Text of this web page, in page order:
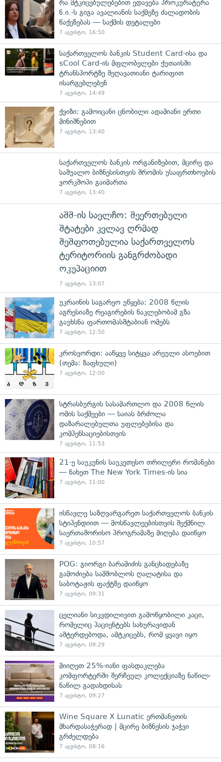
რა მტკიცებულებებით ედავება პროკურატურა
ნ.ი.-ს გიგა ავალიანის საქმეზე ძალადობის
წაქეზებას — საქმის დეტალები
7 აგვისტო, 16:50
საქართველოს ბანკის Student Card-ისა და
sCool Card-ის მფლობელები ქუთაისში
ტრანსპორტზე შეღავათიანი ტარიფით
ისარგებლებენ
7 აგვისტო, 14:49
ქვიზი: გამოიცანი ცნობილი ადამიანი ერთი
მინიშნებით
7 აგვისტო, 13:40
საქართველოს ბანკის ორგანიზებით, მცირე და
საშუალო ბიზნესისთვის შრომის უსაფრთხოების
ვორკშოპი გაიმართა
7 აგვისტო, 13:40
აშშ-ის საელჩო: შეერთებული
შტატები კვლავ ღრმად
შეშფოთებულია საქართველოს
ტერიტორიის განგრძობადი
ოკუპაციით
7 აგვისტო, 13:07
უკრაინის საგარეო უწყება: 2008 წლის
აგრესიაზე რეაგირების ნაკლებობამ გზა
გაუხსნა ფართომასშტაბიან ომებს
7 აგვისტო, 12:50
კროსვორდი: ააწყვე სიტყვა არეული ასოებით
(თემა: ზაფხული)
7 აგვისტო, 12:00
სტრასბურგის სასამართლო და 2008 წლის
ომის საქმეები — საიას ბრძოლა
დაზარალებულთა უფლებებისა და
კომპენსაციებისთვის
7 აგვისტო, 11:53
21-ე საუკუნის საუკეთესო თრილერი რომანები
— ნახეთ The New York Times-ის სია
7 აგვისტო, 11:00
ისწავლე საზღვარგარეთ საქართველოს ბანკის
სტიპენდიით — მოსწავლეებისთვის შექმნილ
საერთაშორისო პროგრამაზე მიღება დაიწყო
7 აგვისტო, 10:57
POG: გიორგი ბარამიძის განცხადებაზე
გამოძიება სამშობლოს ღალატისა და
საბოტაჟის ფაქტზე დაიწყო
7 აგვისტო, 09:31
ცელიანი სიკვდილივით გამოწყობილი კაცი,
რომელიც პაციენტებს სახურავიდან
აშტერდებოდა, ამტკიცებს, რომ ყვავი იყო
7 აგვისტო, 09:29
მიიღეთ 25%-იანი ფასდაკლება
კომფორტერში შერჩეულ კოლექციაზე ნაწილ-
ნაწილ გადახდისას
7 აგვისტო, 09:27
Wine Square X Lunatic ერთმანეთის
მხარდასაჭერად | მცირე ბიზნესის ჯაჭვი
გრძელდება
7 აგვისტო, 08:16